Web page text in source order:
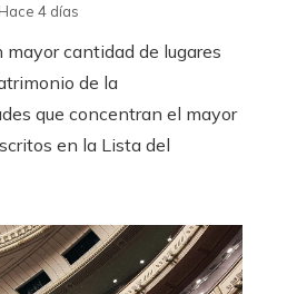
Hace 4 días
cantidad de lugares
de la
que concentran el mayor
en la Lista del